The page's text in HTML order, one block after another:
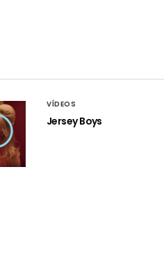
VÍDEOS
Jersey Boys